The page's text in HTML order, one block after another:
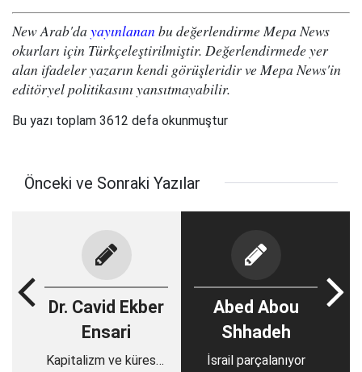
New Arab'da yayınlanan bu değerlendirme Mepa News
okurları için Türkçeleştirilmiştir. Değerlendirmede yer
alan ifadeler yazarın kendi görüşleridir ve Mepa News'in
editöryel politikasını yansıtmayabilir.
Bu yazı toplam 3612 defa okunmuştur
Önceki ve Sonraki Yazılar
Dr. Cavid Ekber
Ensari
Kapitalizm ve küresel
Abed Abou
Shhadeh
İsrail parçalanıyor